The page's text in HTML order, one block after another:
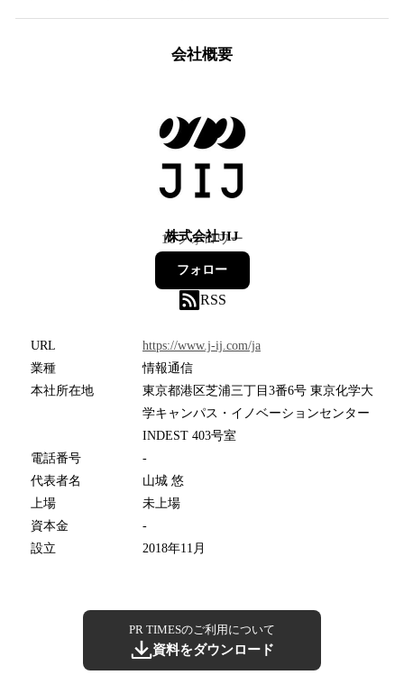
会社概要
株式会社JIJ
16フォロワー
フォロー
RSS
URL
https://www.j-ij.com/ja
業種
情報通信
本社所在地
東京都港区芝浦三丁目3番6号 東京化学大
学キャンパス・イノベーションセンター
INDEST 403号室
電話番号
-
代表者名
山城 悠
上場
未上場
資本金
-
設立
2018年11月
PR TIMESのご利用について
資料をダウンロード